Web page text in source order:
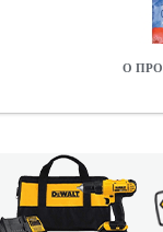
Ο
19Χ25, 5
Και μη σας
ανθολόγηση από
και τη λύπη,